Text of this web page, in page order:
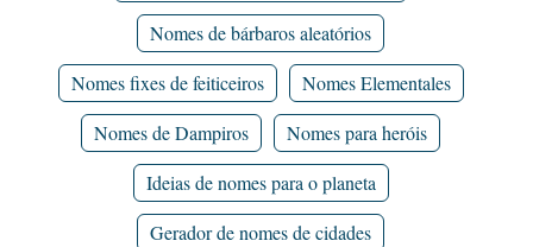
Nomes de bárbaros aleatórios
Nomes fixes de feiticeiros
Nomes Elementales
Nomes de Dampiros
Nomes para heróis
Ideias de nomes para o planeta
Gerador de nomes de cidades